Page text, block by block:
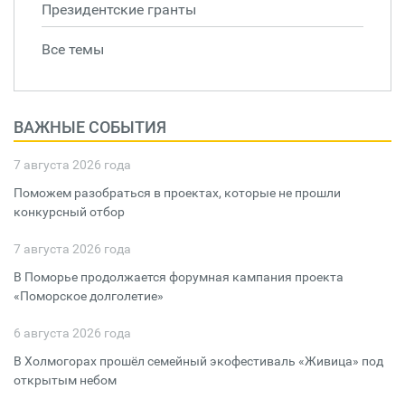
Президентские гранты
Все темы
ВАЖНЫЕ СОБЫТИЯ
7 августа 2026 года
Поможем разобраться в проектах, которые не прошли
конкурсный отбор
7 августа 2026 года
В Поморье продолжается форумная кампания проекта
«Поморское долголетие»
6 августа 2026 года
В Холмогорах прошёл семейный экофестиваль «Живица» под
открытым небом